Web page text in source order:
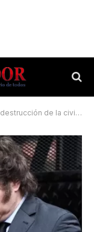
la civilización occidental»